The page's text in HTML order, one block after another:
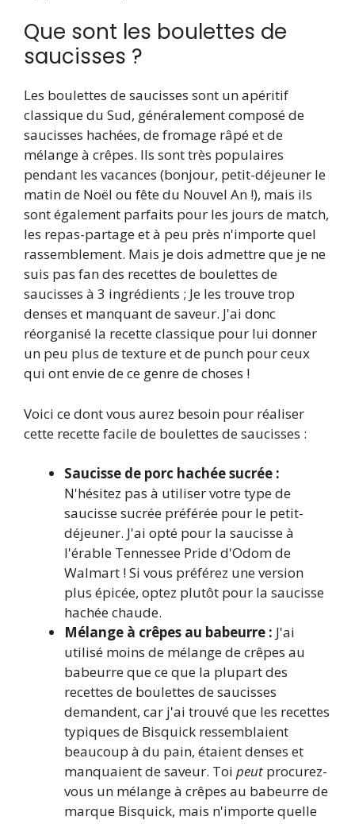
Que sont les boulettes de
saucisses ?
Les boulettes de saucisses sont un apéritif
classique du Sud, généralement composé de
saucisses hachées, de fromage râpé et de
mélange à crêpes. Ils sont très populaires
pendant les vacances (bonjour, petit-déjeuner le
matin de Noël ou fête du Nouvel An !), mais ils
sont également parfaits pour les jours de match,
les repas-partage et à peu près n'importe quel
rassemblement. Mais je dois admettre que je ne
suis pas fan des recettes de boulettes de
saucisses à 3 ingrédients ; Je les trouve trop
denses et manquant de saveur. J'ai donc
réorganisé la recette classique pour lui donner
un peu plus de texture et de punch pour ceux
qui ont envie de ce genre de choses !
Voici ce dont vous aurez besoin pour réaliser
cette recette facile de boulettes de saucisses :
Saucisse de porc hachée sucrée :
N'hésitez pas à utiliser votre type de
saucisse sucrée préférée pour le petit-
déjeuner. J'ai opté pour la saucisse à
l'érable Tennessee Pride d'Odom de
Walmart ! Si vous préférez une version
plus épicée, optez plutôt pour la saucisse
hachée chaude.
Mélange à crêpes au babeurre : J'ai
utilisé moins de mélange de crêpes au
babeurre que ce que la plupart des
recettes de boulettes de saucisses
demandent, car j'ai trouvé que les recettes
typiques de Bisquick ressemblaient
beaucoup à du pain, étaient denses et
manquaient de saveur. Toi peut procurez-
vous un mélange à crêpes au babeurre de
marque Bisquick, mais n'importe quelle